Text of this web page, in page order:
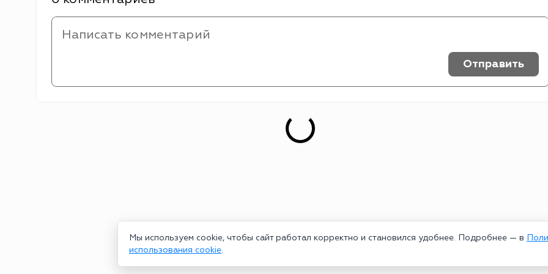
Мы используем cookie, чтобы сайт работал корректно и становился удобнее. Подробнее — в
использования cookie.
Отправить